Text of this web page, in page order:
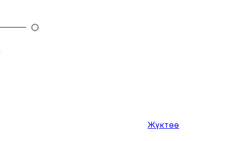
Жүктөө